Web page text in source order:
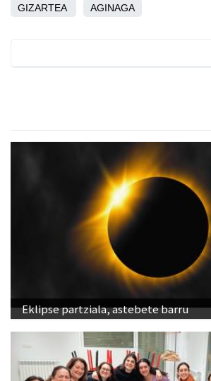
GIZARTEA AGINAGA
Eklipse partziala, astebete barru